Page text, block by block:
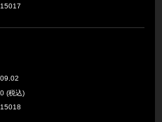
(税込)